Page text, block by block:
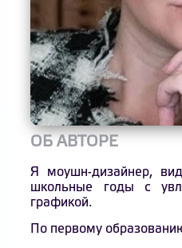
ОБ АВТОРЕ
Я моушн-дизайнер,
школьные годы с
графикой.
По первому